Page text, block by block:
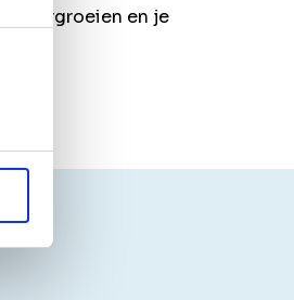
doorgroeien en je